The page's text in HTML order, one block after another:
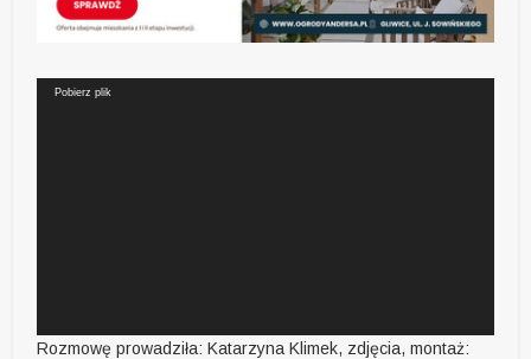
Odtwarzacz
Pobierz plik
Rozmowę prowadziła: Katarzyna Klimek, zdjęcia, montaż: